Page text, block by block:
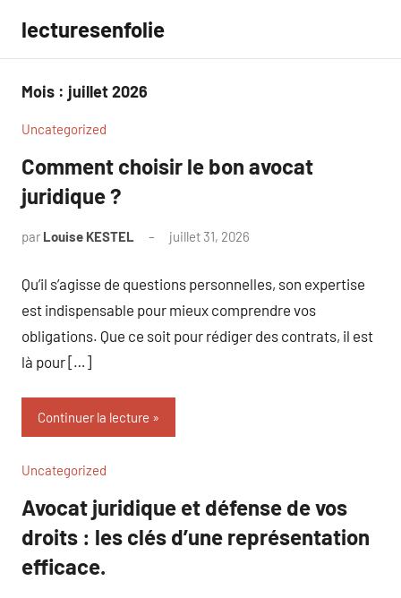
contenu
lecturesenfolie
Mois : juillet 2026
Uncategorized
Comment choisir le bon avocat
juridique ?
par Louise KESTEL juillet 31, 2026
Qu’il s’agisse de questions personnelles, son expertise
est indispensable pour mieux comprendre vos
obligations. Que ce soit pour rédiger des contrats, il est
là pour […]
Continuer la lecture
Uncategorized
Avocat juridique et défense de vos
droits : les clés d’une représentation
efficace.